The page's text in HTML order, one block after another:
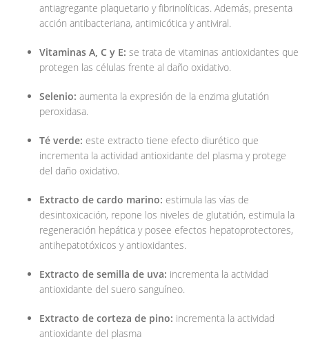
antiagregante plaquetario y fibrinolíticas. Además, presenta
acción antibacteriana, antimicótica y antiviral.
Vitaminas A, C y E: se trata de vitaminas antioxidantes que
protegen las células frente al daño oxidativo.
Selenio: aumenta la expresión de la enzima glutatión
peroxidasa.
Té verde: este extracto tiene efecto diurético que
incrementa la actividad antioxidante del plasma y protege
del daño oxidativo.
Extracto de cardo marino: estimula las vías de
desintoxicación, repone los niveles de glutatión, estimula la
regeneración hepática y posee efectos hepatoprotectores,
antihepatotóxicos y antioxidantes.
Extracto de semilla de uva: incrementa la actividad
antioxidante del suero sanguíneo.
Extracto de corteza de pino: incrementa la actividad
antioxidante del plasma